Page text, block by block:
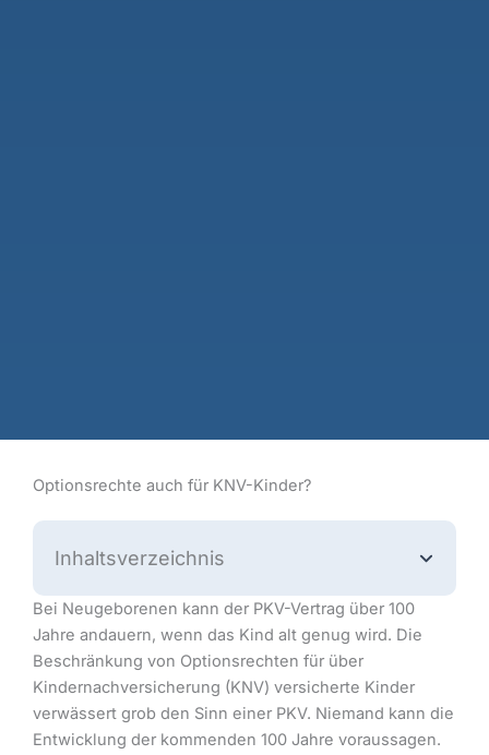
Optionsrechte auch für KNV-Kinder?
Inhaltsverzeichnis
Bei Neugeborenen kann der PKV-Vertrag über 100
Jahre andauern, wenn das Kind alt genug wird. Die
Beschränkung von Optionsrechten für über
Kindernachversicherung (KNV) versicherte Kinder
verwässert grob den Sinn einer PKV. Niemand kann die
Entwicklung der kommenden 100 Jahre voraussagen.